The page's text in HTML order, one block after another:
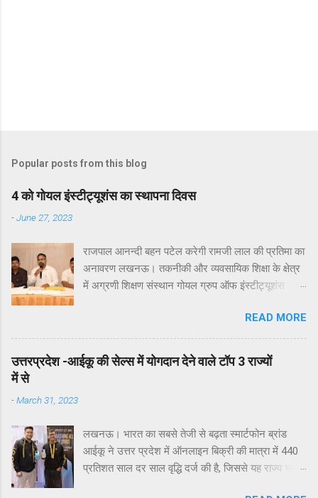
Popular posts from this blog
4 को गोयल इंस्टीट्यूशंस का स्थापना दिवस
-June 27, 2023
राजपाल आनन्दी बहन पटेल करेगी रामजी लाल की प्रतिमा का
अनावरण लखनऊ। तकनीकी और व्यवसायिक शिक्षा के क्षेत्र
में अग्रणी शिक्षण संस्थान गोयल ग्रुप ऑफ इंस्टीट्यूशंस
4 जुलाई 2023 को विद्यालय के प्रांगण में किया जाएगा। इस
बात की जानकारी आज एक प्रेसवार्ता में गोयल इंस्टीटयूशन के
निदेशक समन्वय डॉ आलोक जैन ने दी। उन्होने बताया कि
आगामी 4 जुलाई 2023 को प्रात: 11:00 बजे होने वाला गोयल
बार पूरा शैक्षणिक सत्र रामजी लाल अग्रवाल जन्म शताब्दी
समारोह के रूप में मनाया जाएगा। श्री रामजी लाल अग्रवाल
का जन्म 31 मार्च 1923 को हुआ था। आलोक जैन ने बताया
READ MORE
उत्तरप्रदेश -आईकू की सेल्स में योगदान देने वाले टॉप 3 राज्यों
में से
-March 31, 2023
लखनऊ। भारत का सबसे तेजी से बढ़ता स्मार्टफोन ब्रांड
आईकू ने उत्तर प्रदेश में ऑनलाइन बिक्री की मात्रा में 440
प्रतिशत साल दर साल वृद्धि दर्ज की है, जिससे यह राज्य भारत